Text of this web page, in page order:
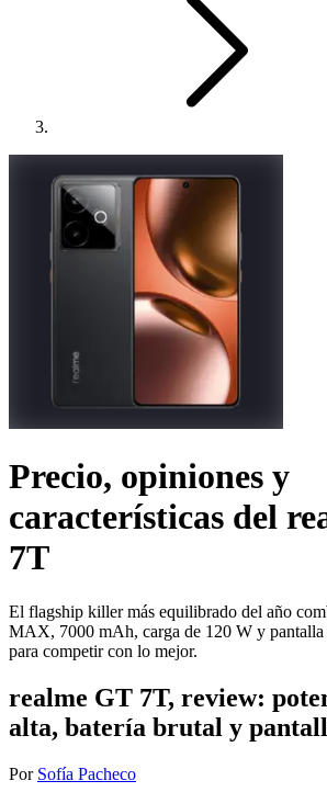
Precio, opiniones y
características del
7T
El flagship killer más equilibrado del año
MAX, 7000 mAh, carga de 120 W y
para competir con lo mejor.
realme GT 7T, review:
alta, batería brutal y
Por Sofía Pacheco